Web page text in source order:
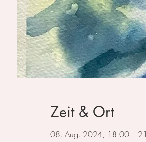
Zeit & Ort
08. Aug. 2024, 18:00 –